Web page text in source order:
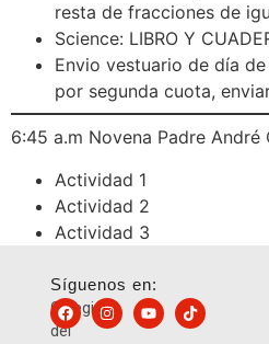
resta de fracciones de
Science: LIBRO Y
Envio vestuario de día
por segunda cuota,
6:45 a.m Novena Padre André
Actividad 1
Actividad 2
Actividad 3
Colegio
del
Síguenos en: